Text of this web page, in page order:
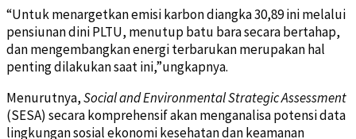
“Untuk menargetkan emisi karbon diangka 30,89 ini melalui
pensiunan dini PLTU, menutup batu bara secara bertahap,
dan mengembangkan energi terbarukan merupakan hal
penting dilakukan saat ini,”ungkapnya.
Menurutnya,Social and Environmental Strategic Assessment
(SESA) secara komprehensif akan menganalisa potensi data
lingkungan sosial ekonomi kesehatan dan keamanan